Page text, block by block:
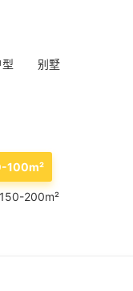
别墅
100m²
150-200m²